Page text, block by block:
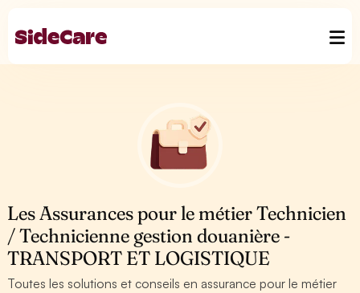
Les Assurances pour le métier Technicien
/ Technicienne gestion douanière -
TRANSPORT ET LOGISTIQUE
Toutes les solutions et conseils en assurance pour le métier